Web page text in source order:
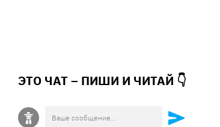
ЭТО ЧАТ – ПИШИ И ЧИТАЙ 👇